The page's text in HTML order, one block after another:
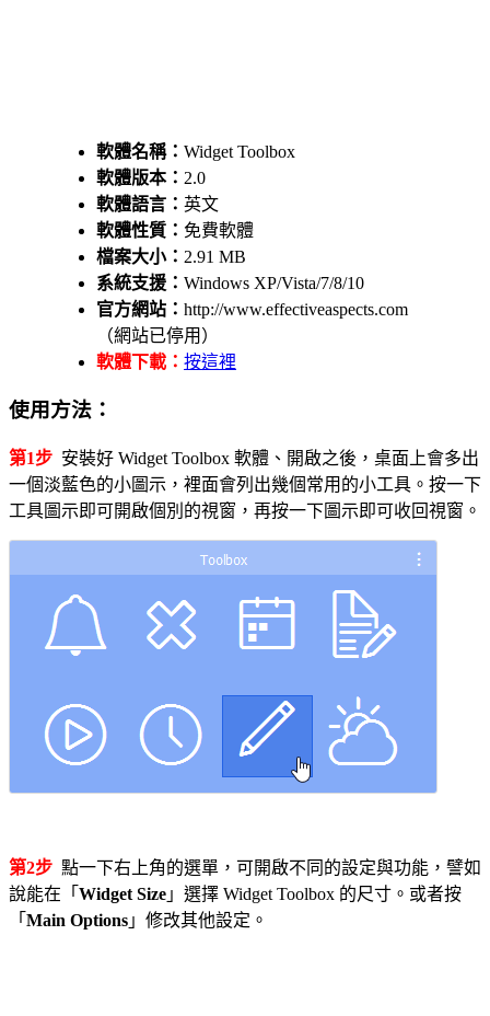
軟體名稱： Widget Toolbox
軟體版本： 2.0
軟體語言： 英文
軟體性質： 免費軟體
檔案大小： 2.91 MB
系統支援： Windows XP/Vista/7/8/10
官方網站： http://www.effectiveaspects.com
（網站已停用）
軟體下載： 按這裡
使用方法：
第1步 安裝好 Widget Toolbox 軟體、開啟之後，桌面上會多出
一個淡藍色的小圖示，裡面會列出幾個常用的小工具。按一下
工具圖示即可開啟個別的視窗，再按一下圖示即可收回視窗。
第2步 點一下右上角的選單，可開啟不同的設定與功能，譬如
說能在「 Widget Size 」選擇 Widget Toolbox 的尺寸。或者按
「 Main Options 」修改其他設定。